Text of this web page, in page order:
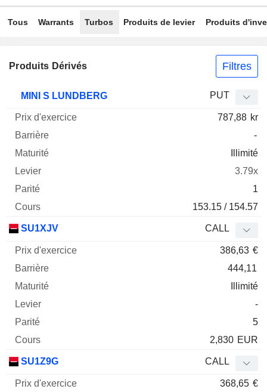
Tous Warrants Turbos Produits de levier Produits
Produits Dérivés Filtres
Mnemo Type
Prix
MINI S LUNDBERG PUT
787,88 kr
-
Illimité
3.79x
1
153.15 / 154.57
SU1XJV CALL
386,63 €
444,11
Illimité
-
5
2,830 EUR
SU1Z9G CALL
368,65 €